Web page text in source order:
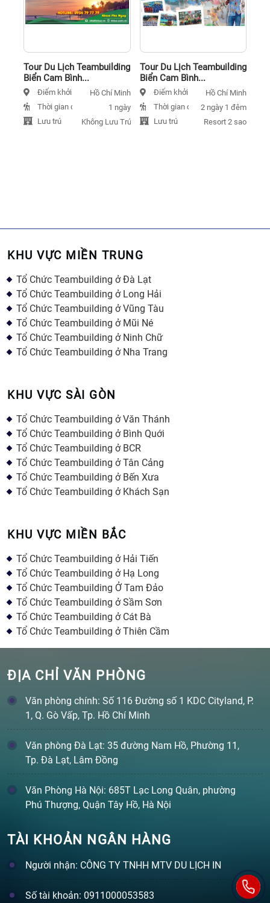
Tour Du Lịch Teambuilding
Biển Cam Bình...
Điểm khởi hành Hồ Chí Minh
Thời gian đi
1 ngày
Lưu trú
Không Lưu Trú
Tour Du Lịch Teambuilding
Biển Cam Bình...
Điểm khởi hànhHồ Chí Minh
Thời gian đi
2 ngày 1 đêm
Lưu trú
Resort 2 sao
KHU VỰC MIỀN TRUNG
Tổ Chức Teambuilding ở Đà Lạt
Tổ Chức Teambuilding ở Long Hải
Tổ Chức Teambuilding ở Vũng Tàu
Tổ Chức Teambuilding ở Mũi Né
Tổ Chức Teambuilding ở Ninh Chữ
Tổ Chức Teambuilding ở Nha Trang
KHU VỰC SÀI GÒN
Tổ Chức Teambuilding ở Văn Thánh
Tổ Chức Teambuilding ở Bình Quới
Tổ Chức Teambuilding ở BCR
Tổ Chức Teambuilding ở Tân Cảng
Tổ Chức Teambuilding ở Bến Xưa
Tổ Chức Teambuilding ở Khách Sạn
KHU VỰC MIỀN BẮC
Tổ Chức Teambuilding ở Hải Tiến
Tổ Chức Teambuilding ở Hạ Long
Tổ Chức Teambuilding Ở Tam Đảo
Tổ Chức Teambuilding ở Sầm Sơn
Tổ Chức Teambuilding ở Cát Bà
Tổ Chức Teambuilding ở Thiên Cầm
ĐỊA CHỈ VĂN PHÒNG
Văn phòng chính: Số 116 Đường số 1 KDC Cityland, P.
1, Q. Gò Vấp, Tp. Hồ Chí Minh
Văn phòng Đà Lạt: 35 đường Nam Hồ, Phường 11,
Tp. Đà Lạt, Lâm Đồng
Văn Phòng Hà Nội: 685T Lạc Long Quân, phường
Phú Thượng, Quận Tây Hồ, Hà Nội
TÀI KHOẢN NGÂN HÀNG
Người nhận: CÔNG TY TNHH MTV DU LỊCH IN
Số tài khoản: 0911000053583